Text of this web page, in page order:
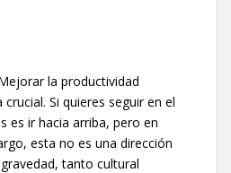
la productividad
Si quieres seguir en el
es ir hacia arriba, pero en
esta no es una dirección
tanto cultural